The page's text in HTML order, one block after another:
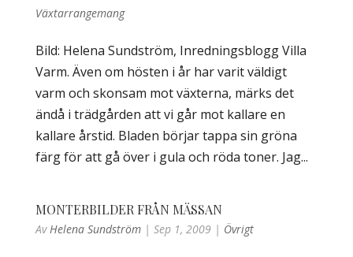
Växtarrangemang
Bild: Helena Sundström, Inredningsblogg Villa
Varm. Även om hösten i år har varit väldigt
varm och skonsam mot växterna, märks det
ändå i trädgården att vi går mot kallare en
kallare årstid. Bladen börjar tappa sin gröna
färg för att gå över i gula och röda toner. Jag...
MONTERBILDER FRÅN MÄSSAN
AvHelena Sundström| Sep 1, 2009| Övrigt